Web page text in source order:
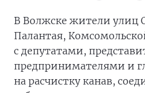
В Волжске жители улиц
Палантая,
с депутатами,
предпринимателями и
на расчистку канав,